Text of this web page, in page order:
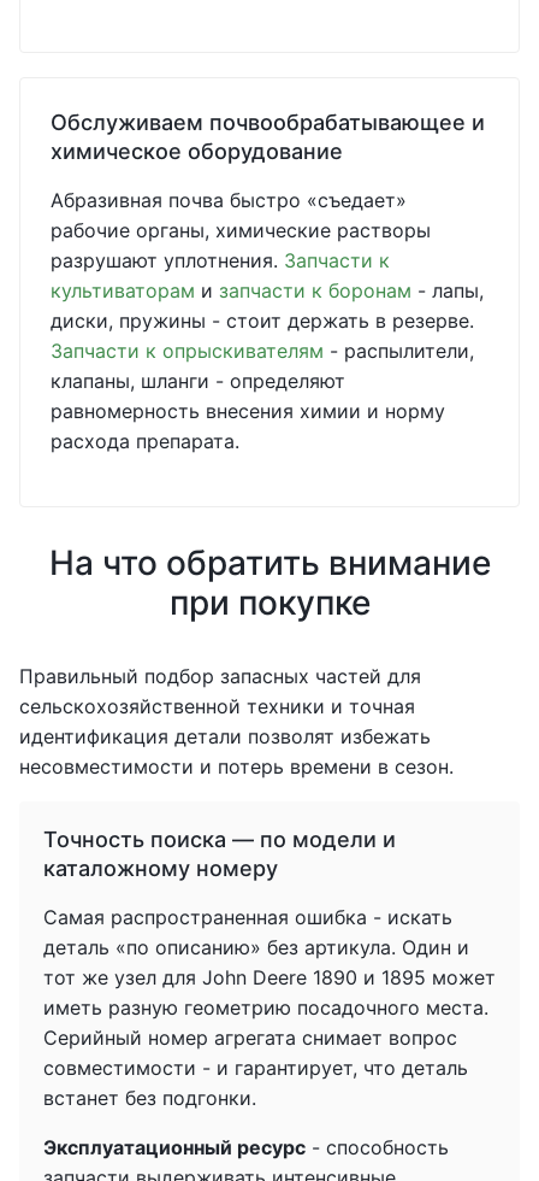
Обслуживаем почвообрабатывающее и
химическое оборудование
Абразивная почва быстро «съедает»
рабочие органы, химические растворы
разрушают уплотнения. Запчасти к
культиваторам и запчасти к боронам - лапы,
диски, пружины - стоит держать в резерве.
Запчасти к опрыскивателям - распылители,
клапаны, шланги - определяют
равномерность внесения химии и норму
расхода препарата.
На что обратить внимание
при покупке
Правильный подбор запасных частей для
сельскохозяйственной техники и точная
идентификация детали позволят избежать
несовместимости и потерь времени в сезон.
Точность поиска — по модели и
каталожному номеру
Самая распространенная ошибка - искать
деталь «по описанию» без артикула. Один и
тот же узел для John Deere 1890 и 1895 может
иметь разную геометрию посадочного места.
Серийный номер агрегата снимает вопрос
совместимости - и гарантирует, что деталь
встанет без подгонки.
Эксплуатационный ресурс - способность